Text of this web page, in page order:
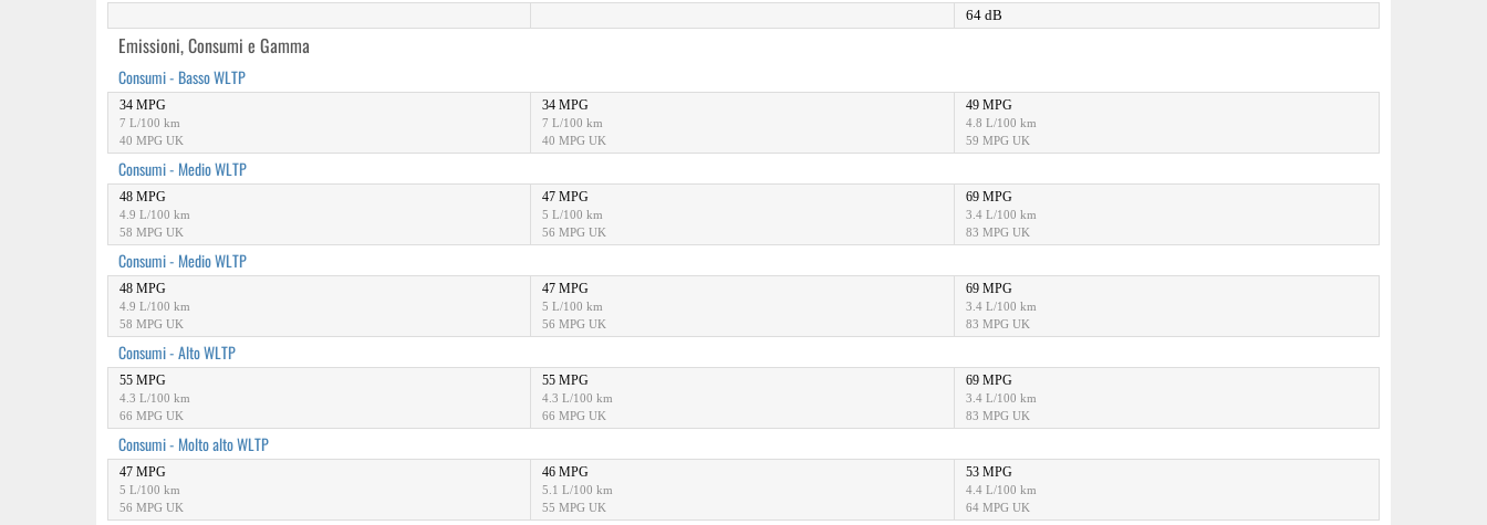
64 dB
Emissioni, Consumi e Gamma
Consumi - Basso WLTP
34 MPG
7 L/100 km
40 MPG UK
34 MPG
7 L/100 km
40 MPG UK
49 MPG
4.8 L/100 km
59 MPG UK
Consumi - Medio WLTP
48 MPG
4.9 L/100 km
58 MPG UK
47 MPG
5 L/100 km
56 MPG UK
69 MPG
3.4 L/100 km
83 MPG UK
Consumi - Medio WLTP
48 MPG
4.9 L/100 km
58 MPG UK
47 MPG
5 L/100 km
56 MPG UK
69 MPG
3.4 L/100 km
83 MPG UK
Consumi - Alto WLTP
55 MPG
4.3 L/100 km
66 MPG UK
55 MPG
4.3 L/100 km
66 MPG UK
69 MPG
3.4 L/100 km
83 MPG UK
Consumi - Molto alto WLTP
47 MPG
5 L/100 km
56 MPG UK
46 MPG
5.1 L/100 km
55 MPG UK
53 MPG
4.4 L/100 km
64 MPG UK